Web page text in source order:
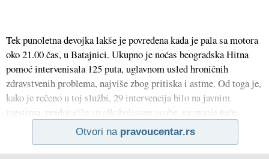
Tek punoletna devojka lakše je povređena kada je pala sa motora
oko 21.00 čas, u Batajnici. Ukupno je noćas beogradska Hitna
pomoć intervenisala 125 puta, uglavnom usled hroničnih
zdravstvenih problema, najviše zbog pritiska i astme. Od toga je,
kako je rečeno u toj službi, 29 intervencija bilo na javnim
mestima, prednjačile su alkoholisane osobe, uz manje tuče.
Otvori na pravoucentar.rs